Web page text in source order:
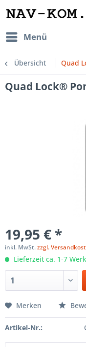
Menü
Übersicht Quad
Quad Lock®
19,95 € *
inkl. MwSt.zzgl.
Lieferzeit ca. 1-7
Merken
Artikel-Nr.: